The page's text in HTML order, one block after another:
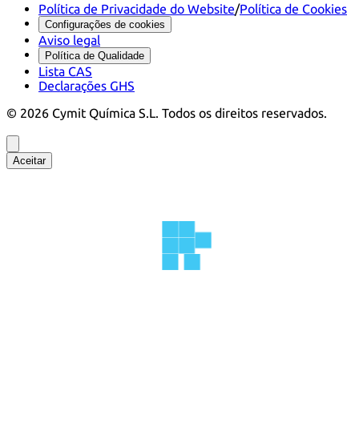
Política de Privacidade do Website/Política de Cookies
Configurações de cookies
Aviso legal
Política de Qualidade
Lista CAS
Declarações GHS
© 2026 Cymit Química S.L. Todos os direitos reservados.
Aceitar